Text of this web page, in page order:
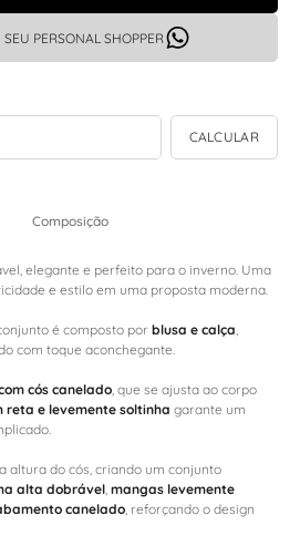
PERSONAL SHOPPER
Composição
elegante e perfeito para o inverno. Uma
e estilo em uma proposta moderna.
é composto por blusa e calça,
com toque aconchegante.
cós canelado, que se ajusta ao corpo
reta e levemente soltinha garante um
altura do cós, criando um conjunto
alta dobrável, mangas levemente
canelado, reforçando o design